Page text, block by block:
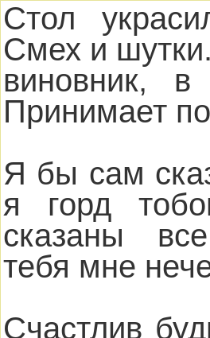
Стол
Смех и
виновник,
Принимает
Я бы сам
я горд
сказаны
тебя мне
Счастлив